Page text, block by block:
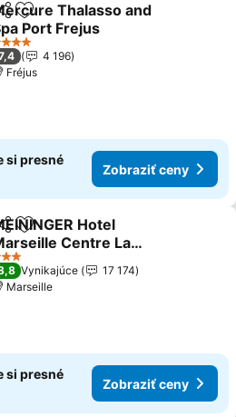
Pridať do obľúbených
Thalasso and
Port Frejus
ceny
hviezdičiek
4 196
Fréjus
si presné
Zobraziť ceny
Pridať do obľúbených
Hotel
Centre La
ceny
Počet hviezdičiek
Vynikajúce
17 174
Marseille
si presné
Zobraziť ceny